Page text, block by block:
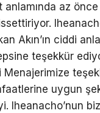
az önce
Akın’ın ciddi
teşekkür
Menajerimize
uygun
Iheanacho’nun